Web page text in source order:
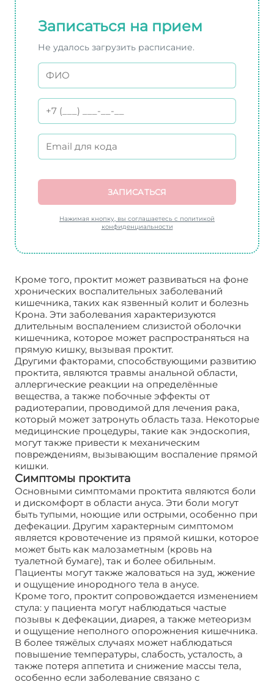
Записаться на прием
Не удалось загрузить расписание.
ЗАПИСАТЬСЯ
Нажимая кнопку, вы соглашаетесь с политикой
конфиденциальности
Кроме того, проктит может развиваться на фоне
хронических воспалительных заболеваний
кишечника, таких как язвенный колит и болезнь
Крона. Эти заболевания характеризуются
длительным воспалением слизистой оболочки
кишечника, которое может распространяться на
прямую кишку, вызывая проктит.
Другими факторами, способствующими развитию
проктита, являются травмы анальной области,
аллергические реакции на определённые
вещества, а также побочные эффекты от
радиотерапии, проводимой для лечения рака,
который может затронуть область таза. Некоторые
медицинские процедуры, такие как эндоскопия,
могут также привести к механическим
повреждениям, вызывающим воспаление прямой
кишки.
Симптомы проктита
Основными симптомами проктита являются боли
и дискомфорт в области ануса. Эти боли могут
быть тупыми, ноющие или острыми, особенно при
дефекации. Другим характерным симптомом
является кровотечение из прямой кишки, которое
может быть как малозаметным (кровь на
туалетной бумаге), так и более обильным.
Пациенты могут также жаловаться на зуд, жжение
и ощущение инородного тела в анусе.
Кроме того, проктит сопровождается изменением
стула: у пациента могут наблюдаться частые
позывы к дефекации, диарея, а также метеоризм
и ощущение неполного опорожнения кишечника.
В более тяжёлых случаях может наблюдаться
повышение температуры, слабость, усталость, а
также потеря аппетита и снижение массы тела,
особенно если заболевание связано с